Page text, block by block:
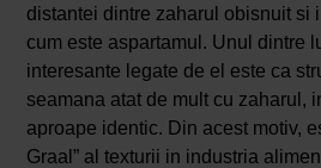
distantei dintre zaharul obisnuit si
cum este aspartamul. Unul dintre
interesante legate de el este ca
seamana atat de mult cu zaharul,
aproape identic. Din acest motiv,
Graal” al texturii in industria